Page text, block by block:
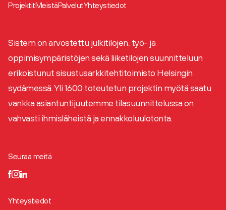
ProjektitMeistäPalvelutYhteystiedot
Sistem on arvostettu julkitilojen, työ- ja
oppimisympäristöjen sekä liiketilojen suunnitteluun
erikoistunut sisustusarkkitehtitoimisto Helsingin
sydämessä. Yli 1600 toteutetun projektin myötä saatu
vankka asiantuntijuutemme tilasuunnittelussa on
vahvasti ihmisläheistä ja ennakkoluulotonta.
Seuraa meitä
Yhteystiedot